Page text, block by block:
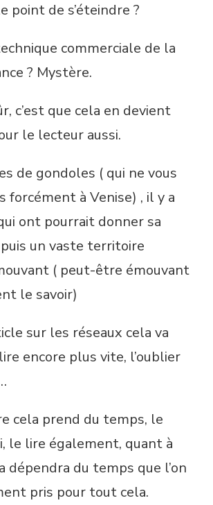
point de s’éteindre ?
commerciale de la
? Mystère.
c’est que cela en devient
le lecteur aussi.
de gondoles ( qui ne vous
forcément à Venise) , il y a
ont pourrait donner sa
un vaste territoire
( peut-être émouvant
le savoir)
sur les réseaux cela va
encore plus vite, l’oublier
cela prend du temps, le
le lire également, quant à
dépendra du temps que l’on
pris pour tout cela.